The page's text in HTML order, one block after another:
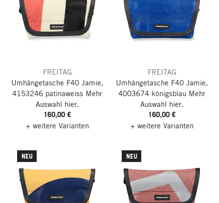
FREITAG
Umhängetasche F40 Jamie,
4153246 patinaweiss Mehr
Auswahl hier.
160,00 €
+ weitere Varianten
FREITAG
Umhängetasche F40 Jamie,
4003674 königsblau Mehr
Auswahl hier.
160,00 €
+ weitere Varianten
NEU NEU